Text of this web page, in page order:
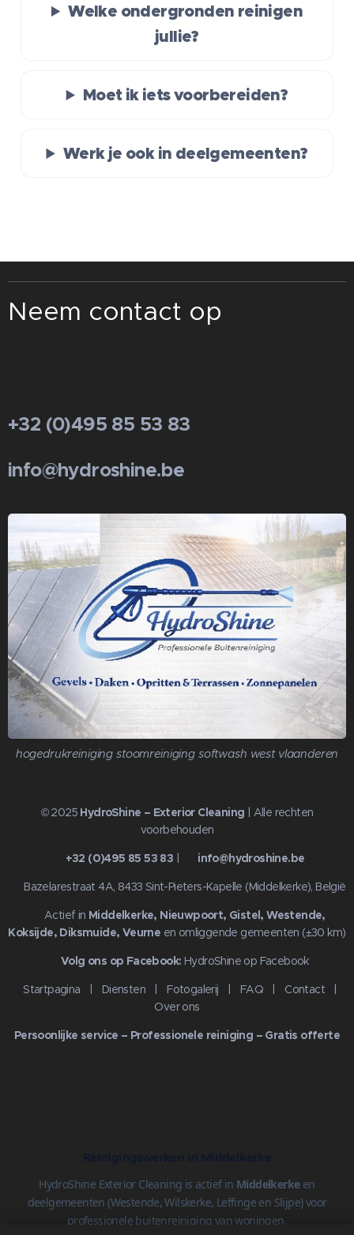
Welke ondergronden reinigen
jullie?
Moet ik iets voorbereiden?
Werk je ook in deelgemeenten?
Neem contact op
+32 (0)495 85 53 83
info@hydroshine.be
hogedrukreiniging stoomreiniging softwash west vlaanderen
© 2025 HydroShine – Exterior Cleaning | Alle rechten
voorbehouden
+32 (0)495 85 53 83 | ✉️ info@hydroshine.be
📍 Bazelarestraat 4A, 8433 Sint-Pieters-Kapelle (Middelkerke), België
🌍 Actief in Middelkerke, Nieuwpoort, Gistel, Westende,
Koksijde, Diksmuide, Veurne en omliggende gemeenten (±30 km)
🔗Volg ons op Facebook: HydroShine op Facebook
Startpagina
| Diensten | Fotogalerij | FAQ | Contact
|
Over ons
Persoonlijke service – Professionele reiniging – Gratis offerte
HydroShine Exterior Cleaning is actief in Middelkerkeen
deelgemeenten (Westende, Wilskerke, Leffinge en Slijpe) voor
professionele buitenreiniging van woningen.